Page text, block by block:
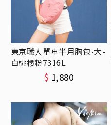
東京職人單車半月胸包-大-
白桃櫻粉7316L
$ 1,880